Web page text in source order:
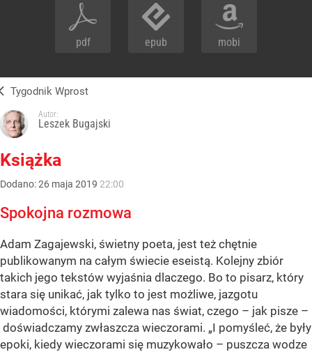
pdf epub mobi
Tygodnik Wprost
Autor:
Leszek Bugajski
Książka
Dodano:26 maja 2019 22:00
Spokojna rozmowa
Adam Zagajewski, świetny poeta, jest też chętnie
publikowanym na całym świecie eseistą. Kolejny zbiór
takich jego tekstów wyjaśnia dlaczego. Bo to pisarz, który
stara się unikać, jak tylko to jest możliwe, jazgotu
wiadomości, którymi zalewa nas świat, czego – jak pisze –
doświadczamy zwłaszcza wieczorami. „I pomyśleć, że były
epoki, kiedy wieczorami się muzykowało – puszcza wodze